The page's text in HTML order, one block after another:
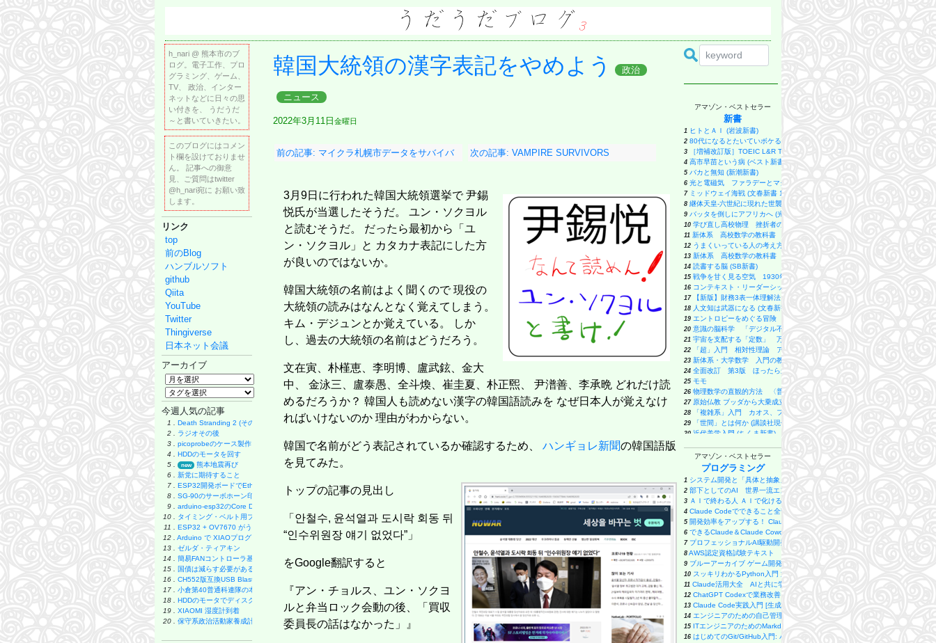
h_nari @ 熊本市のブ
ログ。電子工作、プロ
グラミング、ゲーム、
TV、 政治、インター
ネットなどに日々の思
い付きを、 うだうだ
～と書いていきたい。
このブログにはコメン
ト欄を設けておりませ
ん。 記事への御意
見、ご質問はtwitter
@h_nari宛に お願い致
します。
リンク
top
前のBlog
ハンブルソフト
github
Qiita
YouTube
Twitter
Thingiverse
日本ネット会議
アーカイブ
今週人気の記事
1 .
Death Stranding 2 (その後)
2 .
ラジオその後
3 .
picoprobeのケース製作
4 .
HDDのモータを回す
5 .
new
熊本地震再び
6 .
新党に期待すること
7 .
ESP32開発ボードでEthernet実験
8 .
SG-90のサーボホーン印刷
9 .
arduino-esp32のCore Debug Level
10 .
タイミング・ベルト用プーリーの製作
11 .
ESP32 + OV7670 がうまく動かない
12 .
Arduino で XIAOプログラミング
13 .
ゼルダ・ティアキン
14 .
簡易FANコントローラ基板
15 .
国債は減らす必要があるのか
16 .
CH552版互換USB Blaster
17 .
小倉第40普通科連隊の本
18 .
HDDのモータでディスク・グラインダー製作
19 .
XIAOMI 湿度計到着
20 .
保守系政治活動家養成計画
韓国大統領の漢字表記をやめよう 政治
ニュース
2022年3月11日 金曜日
前の記事: マイクラ札幌市データをサバイバ
次の記事: VAMPIRE SURVIVORS
3月9日に行われた韓国大統領選挙で 尹錫
悦氏が当選したそうだ。 ユン・ソクヨル
と読むそうだ。 だったら最初から「ユ
ン・ソクヨル」と カタカナ表記にした方
が良いのではないか。
韓国大統領の名前はよく聞くので 現役の
大統領の読みはなんとなく覚えてしまう。
キム・デジュンとか覚えている。 しか
し、過去の大統領の名前はどうだろう。
文在寅、朴槿恵、李明博、盧武鉉、金大
中、 金泳三、盧泰愚、全斗煥、崔圭夏、朴正煕、 尹潽善、李承晩 どれだけ読
めるだろうか？ 韓国人も読めない漢字の韓国語読みを なぜ日本人が覚えなけ
ればいけないのか 理由がわからない。
韓国で名前がどう表記されているか確認するため、 ハンギョレ新聞の韓国語版
を見てみた。
トップの記事の見出し
「안철수, 윤석열과 도시락 회동 뒤
“인수위원장 얘기 없었다”」
をGoogle翻訳すると
『アン・チョルス、ユン・ソクヨ
ルと弁当ロック会動の後、「買収
委員長の話はなかった」』
アマゾン・ベストセラー
新書
1 ヒトとＡＩ (岩波新書)
2 80代になるとたいていボケるか死ぬ。70代は神様から与えられた特別な時間 (
3 ［増補改訂版］TOEIC L&R TEST 出る単特急 金のフレーズ (TOEIC TEST 特
4 高市早苗という病 (ベスト新書 624)
5 バカと無知 (新潮新書)
6 光と電磁気 ファラデーとマクスウェルが考えたこと 電場とは何か？ 磁場
7 ミッドウェイ海戦 (文春新書 1375)
8 継体天皇-六世紀に現れた世襲王権の「始祖王」 (中公新書 2910)
9 バッタを倒しにアフリカへ (光文社新書)
10 学び直し高校物理 挫折者のための超入門 (講談社現代新書)
11 新体系 高校数学の教科書 上 (ブルーバックス)
12 うまくいっている人の考え方 完全版 (ディスカヴァー携書)
13 新体系 高校数学の教科書 下 (ブルーバックス)
14 読書する脳 (SB新書)
15 戦争を甘く見る空気 1930年代と似た道を進む現代日本 (朝日新書)
16 コンテキスト・リーダーシップ 「最高の上司」と「最悪の上司」は文脈で
17 【新版】財務3表一体理解法 (朝日新書)
18 人文知は武器になる (文春新書 1529)
19 エントロピーをめぐる冒険 初心者のための統計熱力学 (ブルーバックス)
20 意識の脳科学 「デジタル不老不死」の扉を開く (講談社現代新書)
21 宇宙を支配する「定数」 万有引力定数から光速、プランク定数まで (ブルー
22 「超」入門 相対性理論 アインシュタインは何を考えたのか (ブルーバック
23 新体系・大学数学 入門の教科書 下 (ブルーバックス)
24 全面改訂 第3版 ほったらかし投資術 (朝日新書)
25 モモ
26 物理数学の直観的方法 〈普及版〉 理工系で学ぶ数学 「難所突破」の特効
27 原始仏教 ブッダから大乗成立へ (講談社現代新書 2820)
28 「複雑系」入門 カオス、フラクタルから生命の謎まで (ブルーバックス)
29 「世間」とは何か (講談社現代新書)
30 近代美学入門 (ちくま新書)
世界一効率的なAI英語学習法 (幻冬舎新書)
ヤバい日本の住所 (幻冬舎新書 805)
虚構の昭和史 海軍善玉論、石原莞爾名将論の陥穽 (角川新書)
35 メタ思考トレーニング 発想力が飛躍的にアップする34問 PHPビジネス新書
36 カウンセリングとは何か 変化するということ (講談社現代新書 2787)
動物化するポストモダン オタクから見た日本社会 (講談社現代新書)
38 英単語「１万語」習得法（特典：7つの戦略 で難単語を攻略する データ配
39 超富裕層に「おもてなし」はいらない 世界の一流が日本に惹かれる本当の
「具体⇄抽象」トレーニング 思考力が飛躍的にアップする29問 (PHPビジネ
ビジュアル グーグルの最強AI Gemini活用術 (日経文庫)
日本は世界５位の農業大国 大嘘だらけの食料自給率 (講談社＋α新書)
ガウディの伝言 (光文社新書)
沖縄を語りつぐ ある家族の歴史 (岩波新書 新赤版 2115)
2000億円超を運用した伝説のファンドマネジャーが明かす「超」成長株の
実践経営経理 君はまだ松下幸之助を知らない (PHP新書)
問いの立て方 (ちくま新書)
日本人の9割が知らない遺伝の真実 (SB新書)
働く人が減っていく国でこれから起きること (朝日新書)
アマゾン・ベストセラー
プログラミング
1 システム開発と「具体と抽象」〜問題発見と問題解決を往復する「思考のメタ
2 部下としてのAI 世界一流エンジニアの進化術
3 ＡＩで終わる人 ＡＩで化ける人 「ＡＩが当たり前」の時代を生き抜く２０の
4 Claude Codeでできること全部やってみた: 初心者でも簡単！AI副業・アプ
5 開発効率をアップする！ Claude Code 実用入門
6 できるClaude＆Claude Cowork (できるシリーズ)
7 プロフェッショナルAI駆動開発〜確率論から決定論へ AIの揺らぎを制御する
8 AWS認定資格試験テキスト AWS認定 クラウドプラクティショナー 改訂第3
9 ブルーアーカイブ ゲーム開発部だいぼうけん！ 6巻 (デジタル版ガンガンコミ
10 スッキリわかるPython入門 第2版 (スッキリわかる入門シリーズ)
11 Claude活用大全 AIと共に学び働き遊ぶ実践ガイド
12 ChatGPT Codexで業務改善アプリを作ってみた: プログラミング未経験の
13 Claude Code実践入門 [生成AI深掘りガイド]
14 エンジニアのための自己管理入門 堅牢でスケーラブルな働き方を構築する技
15 ITエンジニアのためのMarkdown実践入門 ── 生成AI時代の"伝わる"書き方
16 はじめてのGit/GitHub入門: バージョン管理の基本からチーム開発・Pull